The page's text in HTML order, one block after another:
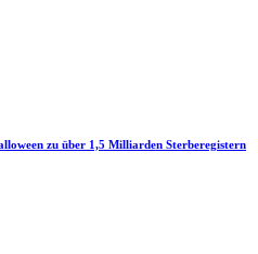
zu über 1,5 Milliarden Sterberegistern